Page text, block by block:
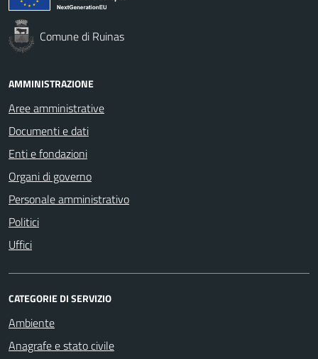
Comune di Ruinas
AMMINISTRAZIONE
Aree amministrative
Documenti e dati
Enti e fondazioni
Organi di governo
Personale amministrativo
Politici
Uffici
CATEGORIE DI SERVIZIO
Ambiente
Anagrafe e stato civile